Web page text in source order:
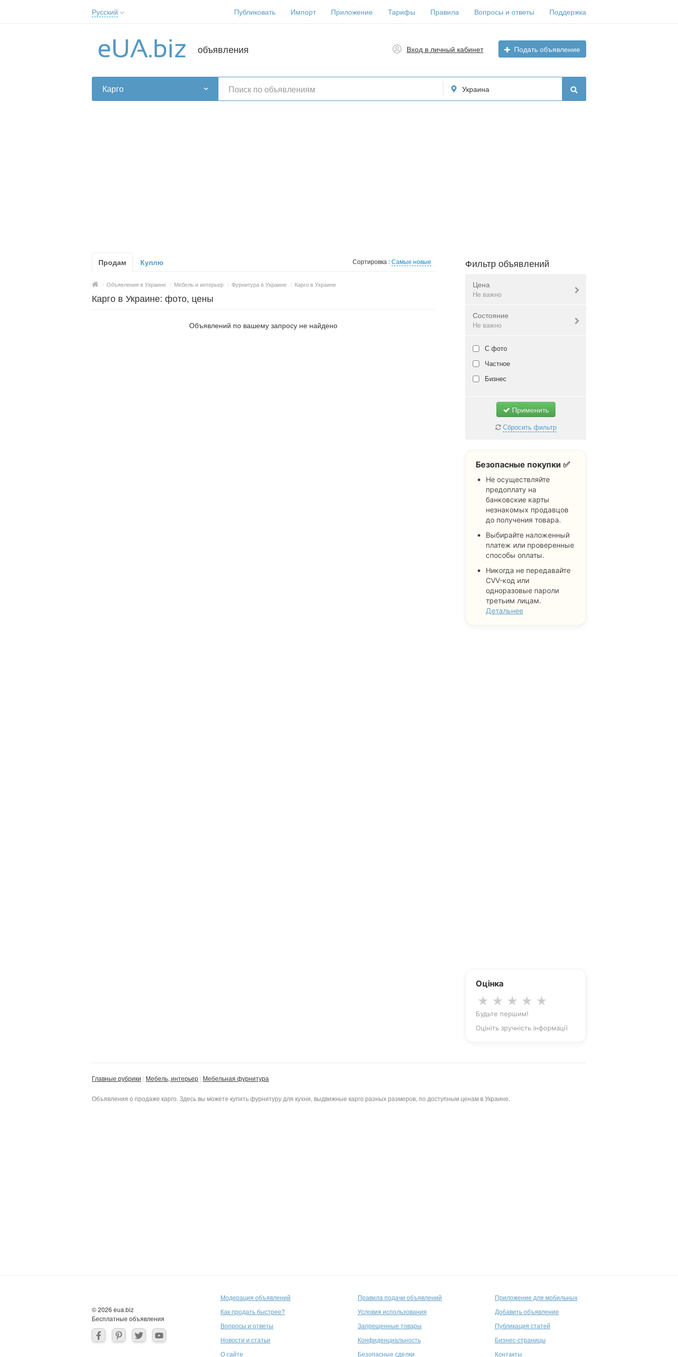
Русский
Українська
Публиковать Импорт Приложение Тарифы Правила Вопросы и ответы Поддержка
объявления Вход в личный кабинет Подать объявление
Карго Украина
Продам Куплю Сортировка :Самые новые
/ Объявления в Украине / Мебель и интерьер / Фурнитура в Украине / Карго в Украине
Карго в Украине: фото, цены
Объявлений по вашему запросу не найдено
Фильтр объявлений
Цена
Не важно
Валюта:грн.
Не важно
Состояние
Не важно
Новое
Б/у
Не важно
С фото
Частное
Бизнес
Применить
Сбросить фильтр
Безопасные покупки ✅
Не осуществляйте
предоплату на
банковские карты
незнакомых продавцов
до получения товара.
Выбирайте наложенный
платеж или проверенные
способы оплаты.
Никогда не передавайте
CVV-код или
одноразовые пароли
третьим лицам.
Детальнее
Оцінка
★ ★ ★ ★ ★
Будьте першим!
Оцініть зручність інформації
Главные рубрики Мебель, интерьер Мебельная фурнитура
Объявления о продаже карго. Здесь вы можете купить фурнитуру для кухни, выдвижные карго разных размеров, по доступным ценам в Украине.
© 2026 eua.biz
Бесплатные объявления
Модерация объявлений
Как продать быстрее?
Вопросы и ответы
Новости и статьи
О сайте
Правила подачи объявлений
Условия использования
Запрещенные товары
Конфиденциальность
Безопасные сделки
Приложение для мобильных
Добавить объявление
Публикация статей
Бизнес-страницы
Контакты